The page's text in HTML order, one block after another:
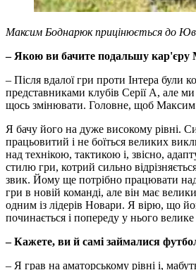
Максим Боднарюк прицінюється до
– Якою ви бачите подальшу кар'єру
– Після вдалої гри проти Інтера були
представниками клубів Серії А, але
щось змінювати. Головне, щоб Максим
Я бачу його на дуже високому рівні.
працьовитий і не боїться великих
над технікою, тактикою і, звісно,
стилю гри, котрий сильно
звик. Йому ще потрібно працювати
гри в новій команді, але він має
одним із лідерів Новари. Я вірю, що
починається і попереду у нього
– Кажете, ви й самі займалися
– Я грав на аматорському рівні і,